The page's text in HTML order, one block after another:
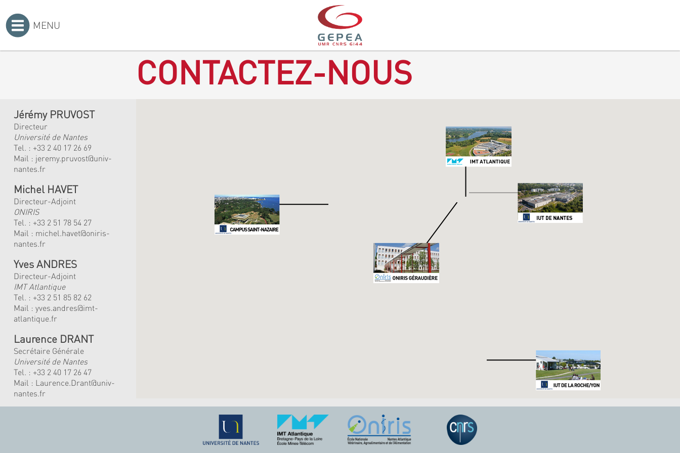
MENU
CONTACTEZ-NOUS
Jérémy PRUVOST
Directeur
Université de Nantes
Tel. : +33 2 40 17 26 69
Mail : jeremy.pruvost@univ-
nantes.fr
Michel HAVET
Directeur-Adjoint
ONIRIS
Tel. : +33 2 51 78 54 27
Mail : michel.havet@oniris-
nantes.fr
Yves ANDRES
Directeur-Adjoint
IMT Atlantique
Tel. : +33 2 51 85 82 62
Mail : yves.andres@imt-
atlantique.fr
Laurence DRANT
Secrétaire Générale
Université de Nantes
Tel. : +33 2 40 17 26 47
Mail : Laurence.Drant@univ-
nantes.fr